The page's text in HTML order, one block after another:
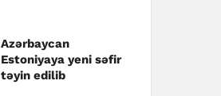
Azərbaycan
Estoniyaya yeni səfir
təyin edilib